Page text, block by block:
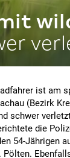
ist am
(Bezirk
schwer
die
54-Jährigen